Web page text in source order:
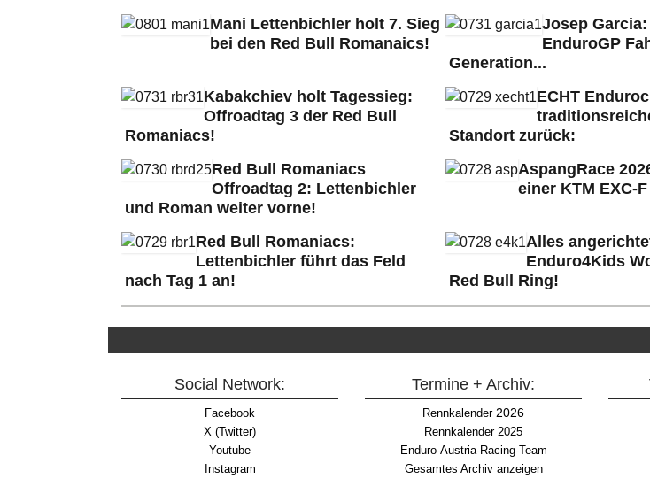
Mani Lettenbichler holt 7. Sieg
bei den Red Bull Romanaics!
Josep
EnduroGP
Generation...
Kabakchiev holt Tagessieg:
Offroadtag 3 der Red Bull
Romaniacs!
ECHT
Standort zurück:
Red Bull Romaniacs
Offroadtag 2: Lettenbichler
und Roman weiter vorne!
AspangRace
einer KTM EXC-
Red Bull Romaniacs:
Lettenbichler führt das Feld
nach Tag 1 an!
Alles
Enduro4Kids
Red Bull Ring!
Social Network:
Facebook
X (Twitter)
Youtube
Instagram
Termine + Archiv:
Rennkalender2026
Rennkalender 2025
Enduro-Austria-Racing-Team
Gesamtes Archiv anzeigen